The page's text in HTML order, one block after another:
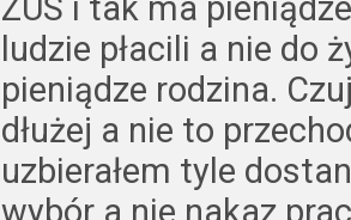
ZUS i tak ma
ludzie płacili a nie do
pieniądze rodzina.
dłużej a nie to
uzbierałem tyle
wybór a nie nakaz